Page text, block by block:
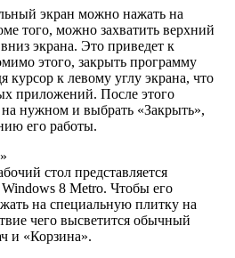
экран можно нажать на
того, можно захватить верхний
экрана. Это приведет к
этого, закрыть программу
курсор к левому углу экрана, что
приложений. После этого
нужном и выбрать «Закрыть»,
его работы.
стол представляется
8 Metro. Чтобы его
на специальную плитку на
чего высветится обычный
и «Корзина».